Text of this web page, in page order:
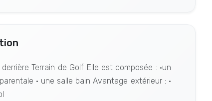
Terrain de Golf Elle est composée : •un
• une salle bain Avantage extérieur : •